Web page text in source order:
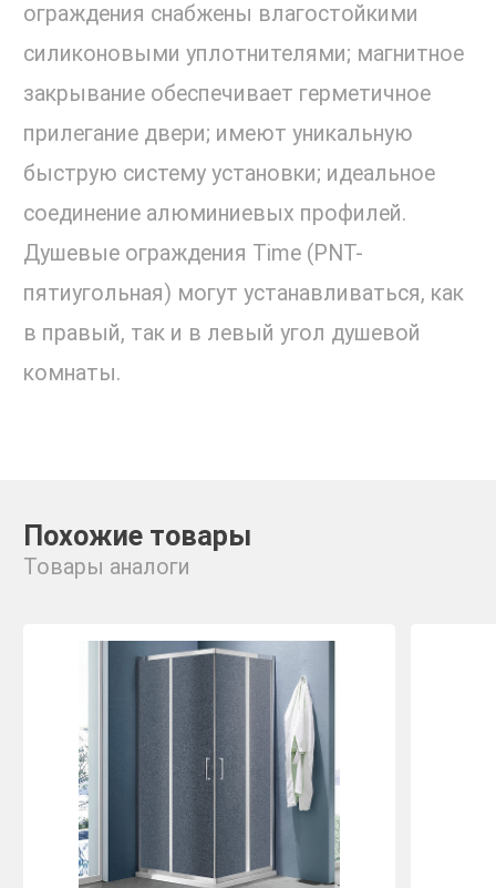
ограждения снабжены влагостойкими
силиконовыми уплотнителями; магнитное
закрывание обеспечивает герметичное
прилегание двери; имеют уникальную
быструю систему установки; идеальное
соединение алюминиевых профилей.
Душевые ограждения Time (PNT-
пятиугольная) могут устанавливаться, как
в правый, так и в левый угол душевой
комнаты.
Похожие товары
Товары аналоги